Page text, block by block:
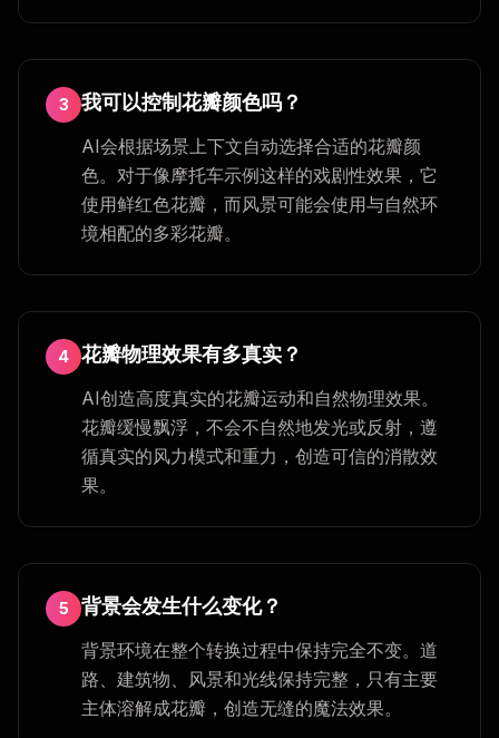
3 我可以控制花瓣颜色吗？
AI会根据场景上下文自动选择合适的花瓣颜
色。对于像摩托车示例这样的戏剧性效果，它
使用鲜红色花瓣，而风景可能会使用与自然环
境相配的多彩花瓣。
4 花瓣物理效果有多真实？
AI创造高度真实的花瓣运动和自然物理效果。
花瓣缓慢飘浮，不会不自然地发光或反射，遵
循真实的风力模式和重力，创造可信的消散效
果。
5 背景会发生什么变化？
背景环境在整个转换过程中保持完全不变。道
路、建筑物、风景和光线保持完整，只有主要
主体溶解成花瓣，创造无缝的魔法效果。